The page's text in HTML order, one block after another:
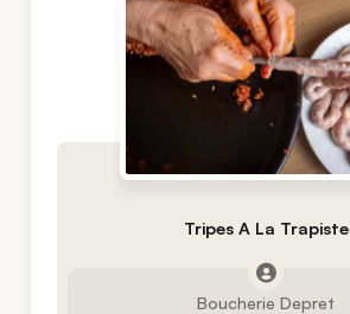
Tripes A La Trapiste
Boucherie Depret